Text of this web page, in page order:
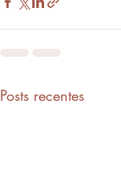
Posts recentes